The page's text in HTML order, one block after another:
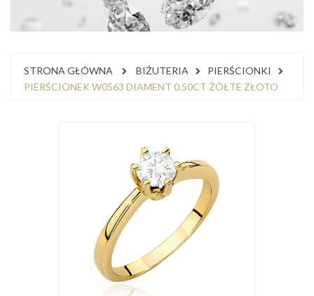
STRONA GŁÓWNA BIŻUTERIA
PIERŚCIONKI
PIERŚCIONEK W0563 DIAMENT 0,50CT ŻÓŁTE ZŁOTO